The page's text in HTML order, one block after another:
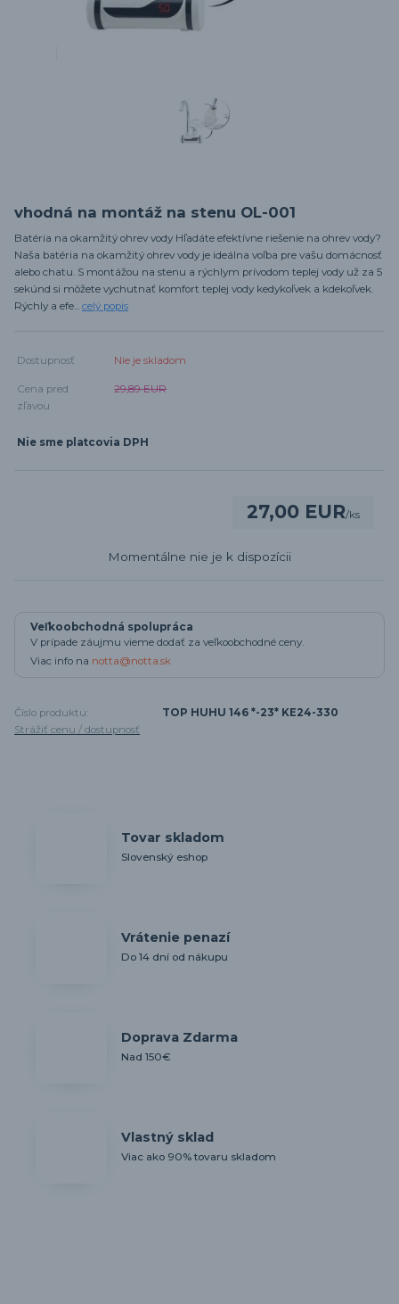
vhodná na montáž na stenu OL-001
Batéria na okamžitý ohrev vody Hľadáte efektívne riešenie na ohrev vody?
Naša batéria na okamžitý ohrev vody je ideálna voľba pre vašu domácnosť
alebo chatu. S montážou na stenu a rýchlym prívodom teplej vody už za 5
sekúnd si môžete vychutnať komfort teplej vody kedykoľvek a kdekoľvek.
Rýchly a efe... celý popis
Dostupnosť Nie je skladom
Cena pred
zľavou
29,89 EUR
Nie sme platcovia DPH
27,00 EUR/ks
Momentálne nie je k dispozícii
Veľkoobchodná spolupráca
V prípade záujmu vieme dodať za veľkoobchodné ceny.
Viac info na notta@notta.sk
Číslo produktu:
TOP HUHU 146 *-23* KE24-330
Strážiť cenu / dostupnosť
Tovar skladom
Slovenský eshop
Vrátenie penazí
Do 14 dní od nákupu
Doprava Zdarma
Nad 150€
Vlastný sklad
Viac ako 90% tovaru skladom